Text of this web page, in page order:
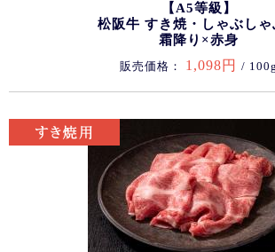
【A5等級】
松阪牛 すき焼・しゃぶしゃ
霜降り×赤身
販売価格： 1,098円 / 100g